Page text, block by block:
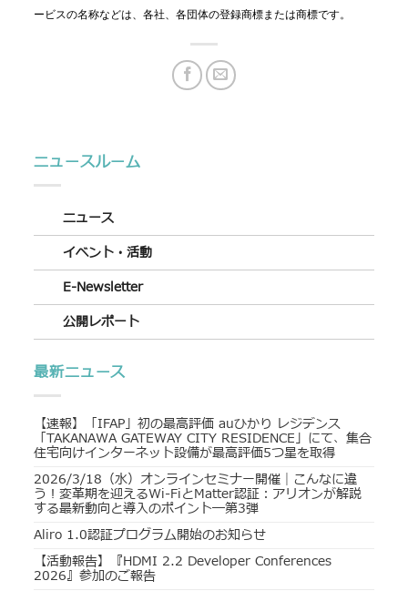
ービスの名称などは、各社、各団体の登録商標または商標です。
ニュースルーム
ニュース
イベント・活動
E-Newsletter
公開レポート
最新ニュース
【速報】「IFAP」初の最高評価 auひかり レジデンス
「TAKANAWA GATEWAY CITY RESIDENCE」にて、集合
住宅向けインターネット設備が最高評価5つ星を取得
2026/3/18（水）オンラインセミナー開催｜こんなに違
う！変革期を迎えるWi-FiとMatter認証：アリオンが解説
する最新動向と導入のポイント―第3弾
Aliro 1.0認証プログラム開始のお知らせ
【活動報告】『HDMI 2.2 Developer Conferences
2026』参加のご報告